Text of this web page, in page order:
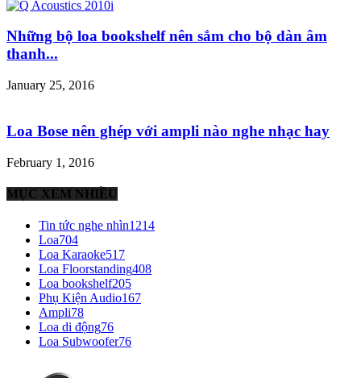
Những bộ loa bookshelf nên sắm cho bộ dàn âm
thanh...
January 25, 2016
Loa Bose nên ghép với ampli nào nghe nhạc hay
February 1, 2016
MỤC XEM NHIỀU
Tin tức nghe nhìn1214
Loa704
Loa Karaoke517
Loa Floorstanding408
Loa bookshelf205
Phụ Kiện Audio167
Ampli78
Loa di động76
Loa Subwoofer76